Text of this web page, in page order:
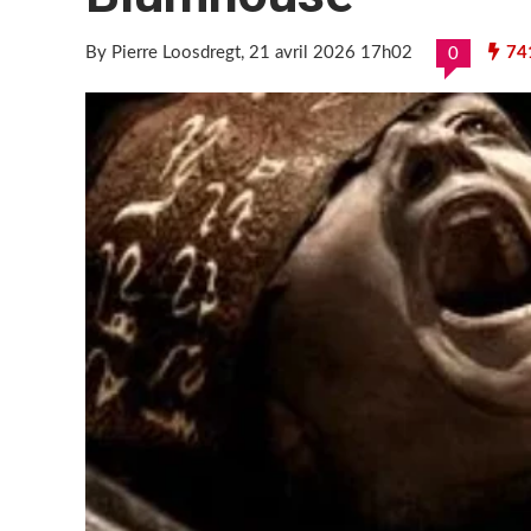
By Pierre Loosdregt, 21 avril 2026 17h02 0